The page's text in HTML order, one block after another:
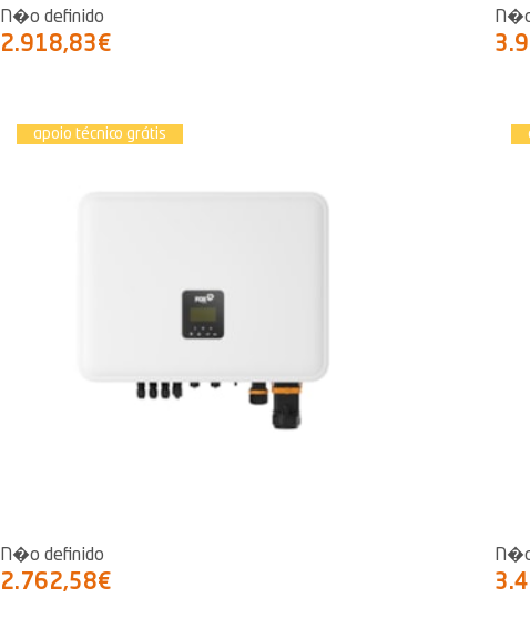
N�o definido
2.918,83€
apoio técnico grátis
N�o definido
2.762,58€